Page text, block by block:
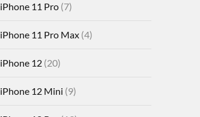
iPhone 11 Pro(7)
iPhone 11 Pro Max(4)
iPhone 12(20)
iPhone 12 Mini (9)